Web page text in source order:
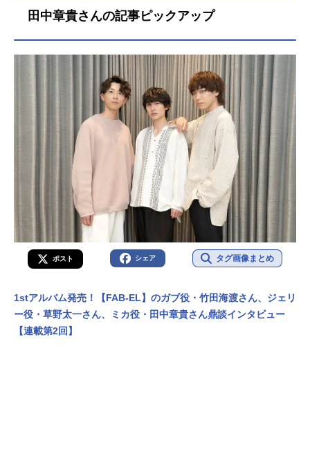
田中章貴さんの記事ピックアップ
ポスト シェア タグ画像まとめ
1stアルバム発売！【FAB-EL】のガブ役・竹田海渡さん、ジェリ
ー役・草野太一さん、ミカ役・田中章貴さん鼎談インタビュー
【連載第2回】